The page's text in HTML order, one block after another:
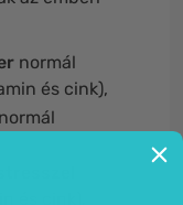
normál
és cink),
normál